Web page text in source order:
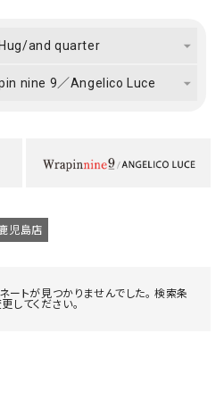
and quarter
nine 9／Angelico Luce
児島店
ートが見つかりませんでした。 検索条
してください。